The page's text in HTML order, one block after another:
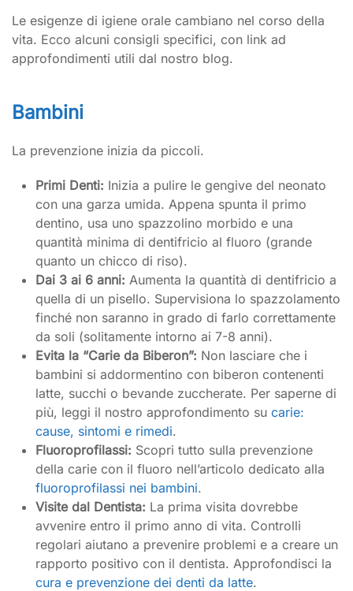
Le esigenze di igiene orale cambiano nel corso della
vita. Ecco alcuni consigli specifici, con link ad
approfondimenti utili dal nostro blog.
Bambini
La prevenzione inizia da piccoli.
Primi Denti: Inizia a pulire le gengive del neonato
con una garza umida. Appena spunta il primo
dentino, usa uno spazzolino morbido e una
quantità minima di dentifricio al fluoro (grande
quanto un chicco di riso).
Dai 3 ai 6 anni: Aumenta la quantità di dentifricio a
quella di un pisello. Supervisiona lo spazzolamento
finché non saranno in grado di farlo correttamente
da soli (solitamente intorno ai 7-8 anni).
Evita la “Carie da Biberon”: Non lasciare che i
bambini si addormentino con biberon contenenti
latte, succhi o bevande zuccherate. Per saperne di
più, leggi il nostro approfondimento su carie:
cause, sintomi e rimedi.
Fluoroprofilassi: Scopri tutto sulla prevenzione
della carie con il fluoro nell’articolo dedicato alla
fluoroprofilassi nei bambini.
Visite dal Dentista: La prima visita dovrebbe
avvenire entro il primo anno di vita. Controlli
regolari aiutano a prevenire problemi e a creare un
rapporto positivo con il dentista. Approfondisci la
cura e prevenzione dei denti da latte.